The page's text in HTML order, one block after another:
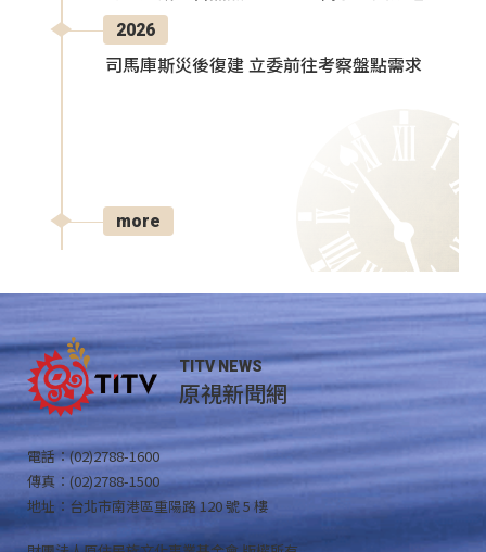
2026
司馬庫斯災後復建 立委前往考察盤點需求
more
TITV NEWS
原視新聞網
電話：(02)2788-1600
傳真：(02)2788-1500
地址：台北市南港區重陽路 120 號 5 樓